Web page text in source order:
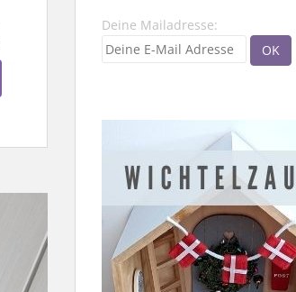
Deine Mailadresse: